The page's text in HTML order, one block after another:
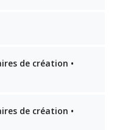
de création •
de création •